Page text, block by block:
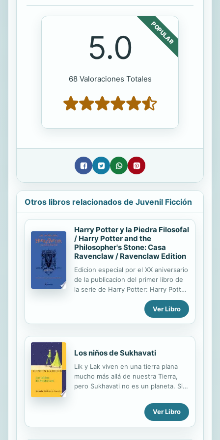
POPULAR
5.0
68 Valoraciones Totales
Otros libros relacionados de Juvenil Ficción
Harry Potter y la Piedra Filosofal
/ Harry Potter and the
Philosopher's Stone: Casa
Ravenclaw / Ravenclaw Edition
Edicion especial por el XX aniversario
de la publicacion del primer libro de
la serie de Harry Potter: Harry Potter
y la piedra filosofal. Son cuatro libros
que contienen cada uno el texto
integro mas material extra con
historia, alumnos destacados, etc.,
en unas 30 paginas
aproximadamente. Es decir, el
material extra es diferente en cada
libro.
Ver Libro
Los niños de Sukhavati
Lik y Lak viven en una tierra plana
mucho más allá de nuestra Tierra,
pero Sukhavati no es un planeta. Si
eternamente sin volver jamás al lugar
desde el que empezaste la
caminata». En Sukhavati el tiempo
Ver Libro